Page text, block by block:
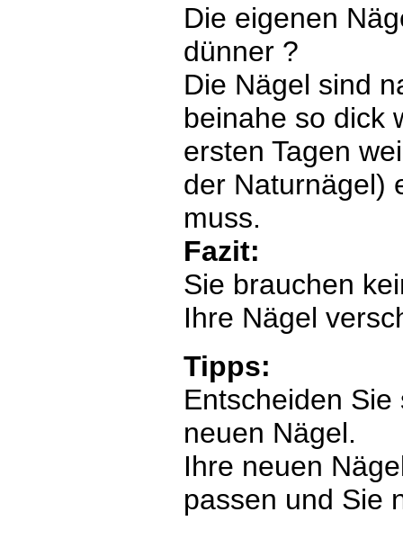
Die eigenen
dünner ?
Die Nägel sind
beinahe so dick
ersten Tagen
der Naturnägel)
muss.
Fazit:
Sie brauchen
Ihre Nägel
Tipps:
Entscheiden
neuen Nägel.
Ihre neuen
passen und Sie